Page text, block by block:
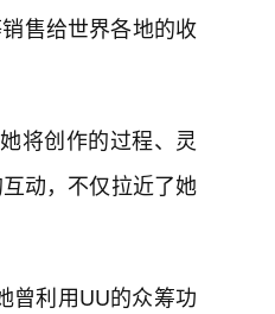
售给世界各地的收
将创作的过程、灵
动，不仅拉近了她
曾利用UU的众筹功